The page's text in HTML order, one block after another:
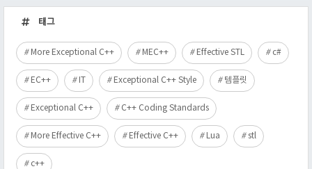
근
글
태그
More Exceptional C++ MEC++ Effective STL c#
EC++ IT Exceptional C++ Style 템플릿
Exceptional C++ C++ Coding Standards
More Effective C++ Effective C++ Lua stl
c++